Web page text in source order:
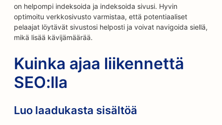
on helpompi indeksoida ja indeksoida sivusi. Hyvin
optimoitu verkkosivusto varmistaa, että potentiaaliset
pelaajat löytävät sivustosi helposti ja voivat navigoida siellä,
mikä lisää kävijämäärää.
Kuinka ajaa liikennettä
SEO:lla
Luo laadukasta sisältöä